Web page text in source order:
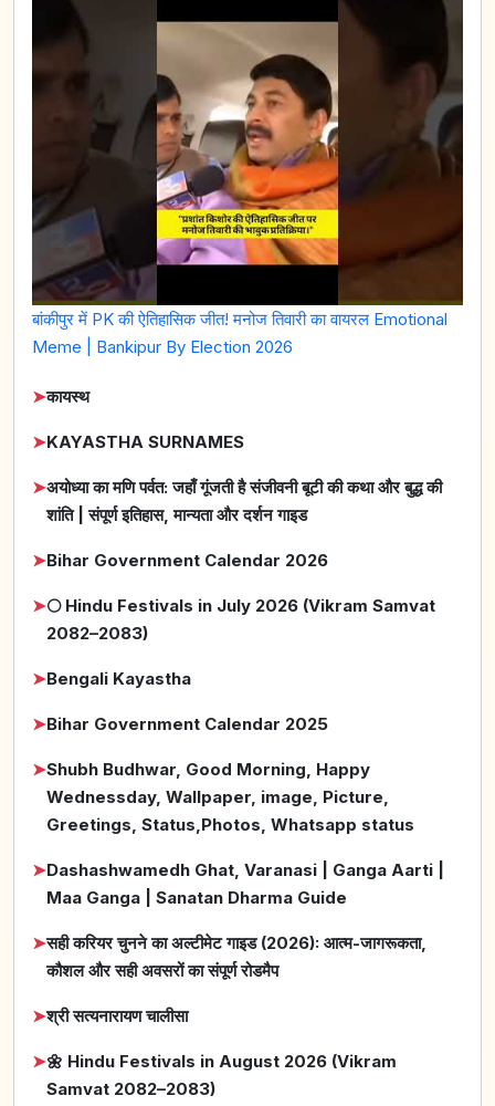
बांकीपुर में PK की ऐतिहासिक जीत! मनोज तिवारी का वायरल Emotional
Meme | Bankipur By Election 2026
➤कायस्थ
➤KAYASTHA SURNAMES
➤अयोध्या का मणि पर्वत: जहाँ गूंजती है संजीवनी बूटी की कथा और बुद्ध की
शांति | संपूर्ण इतिहास, मान्यता और दर्शन गाइड
➤Bihar Government Calendar 2026
➤🌕 Hindu Festivals in July 2026 (Vikram Samvat
2082–2083)
➤Bengali Kayastha
➤Bihar Government Calendar 2025
➤Shubh Budhwar, Good Morning, Happy
Wednessday, Wallpaper, image, Picture,
Greetings, Status,Photos, Whatsapp status
➤Dashashwamedh Ghat, Varanasi | Ganga Aarti |
Maa Ganga | Sanatan Dharma Guide
➤सही करियर चुनने का अल्टीमेट गाइड (2026): आत्म-जागरूकता,
कौशल और सही अवसरों का संपूर्ण रोडमैप
➤श्री सत्यनारायण चालीसा
➤🌼 Hindu Festivals in August 2026 (Vikram
Samvat 2082–2083)